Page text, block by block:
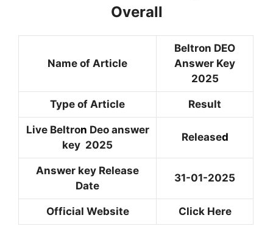
Overall
Name of Article
Beltron DEO
Answer Key
2025
Type of Article Result
Live Beltron Deo answer
key 2025
Released
Answer key Release
Date
31-01-2025
Official Website Click Here